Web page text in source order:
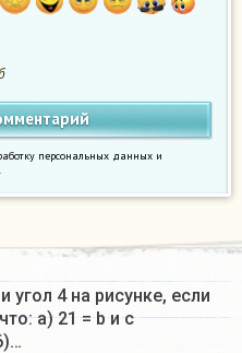
персональных данных и
угол 4 на рисунке, если
a) 21 = b и с